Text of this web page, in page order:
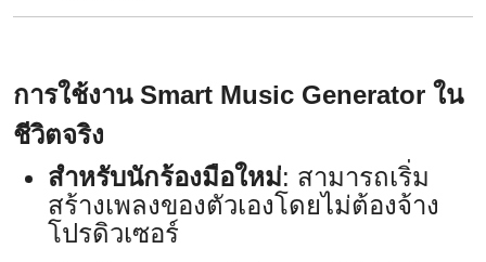
การใช้งาน Smart Music Generator ใน
ชีวิตจริง
สำหรับนักร้องมือใหม่: สามารถเริ่ม
สร้างเพลงของตัวเองโดยไม่ต้องจ้าง
โปรดิวเซอร์